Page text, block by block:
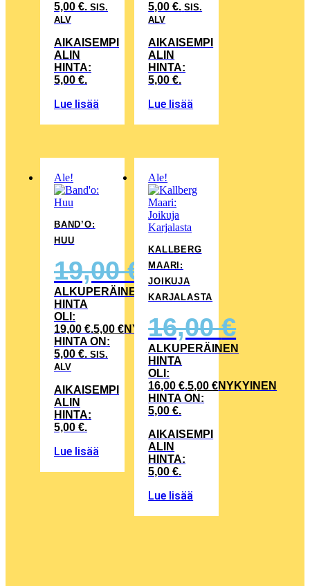
5,00 €. SIS.
ALV
AIKAISEMPI
ALIN
HINTA:
5,00 €.
Lue lisää
5,00 €. SIS.
ALV
AIKAISEMPI
ALIN
HINTA:
5,00€.
Lue lisää
Ale!
BAND’O:
HUU
19,00€
ALKUPERÄINEN
HINTA
OLI:
19,00 €.5,00 €NYKYINEN
HINTA ON:
5,00 €. SIS.
ALV
AIKAISEMPI
ALIN
HINTA:
5,00 €.
Lue lisää
Ale!
KALLBERG
MAARI:
JOIKUJA
KARJALASTA
16,00€
ALKUPERÄINEN
HINTA
OLI:
16,00 €.5,00€NYKYINEN
HINTA ON:
5,00 €.
AIKAISEMPI
ALIN
HINTA:
5,00€.
Lue lisää